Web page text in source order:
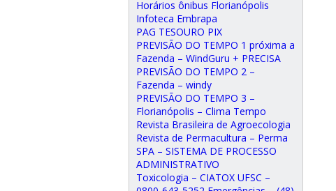
Horários ônibus Florianópolis
Infoteca Embrapa
PAG TESOURO PIX
PREVISÃO DO TEMPO 1 próxima a
Fazenda – WindGuru + PRECISA
PREVISÃO DO TEMPO 2 –
Fazenda – windy
PREVISÃO DO TEMPO 3 –
Florianópolis – Clima Tempo
Revista Brasileira de Agroecologia
Revista de Permacultura – Perma
SPA – SISTEMA DE PROCESSO
ADMINISTRATIVO
Toxicologia – CIATOX UFSC –